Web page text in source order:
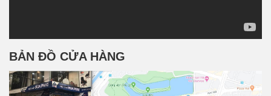
BẢN ĐỒ CỬA HÀNG